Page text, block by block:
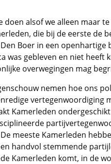
doen alsof we alleen maar
die bij de eerste de
Boer in een openhartige
was gebleven en niet heeft
overwegingen mag
nemen hoe ons
vertegenwoordiging
Kamerleden
meeste Kamerleden
handvol stemmende
Kamerleden komt, in de